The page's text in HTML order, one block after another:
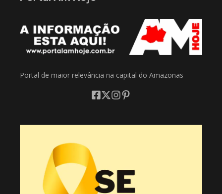
Portal de maior relevância na capital do Amazonas